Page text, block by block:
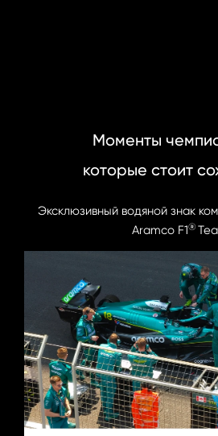
Эксклюзивный водяной знак
Aramco F1®
Моменты
которые стоит